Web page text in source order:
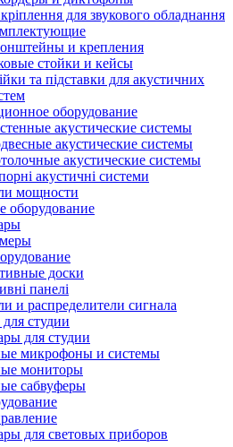
для звукового обладнання
и крепления
стойки и кейсы
та підставки для акустичних
оборудование
акустические системы
акустические системы
акустические системы
акустичні системи
мощности
оборудование
доски
панелі
и распределители сигнала
студии
для студии
микрофоны и системы
мониторы
сабвуферы
для световых приборов